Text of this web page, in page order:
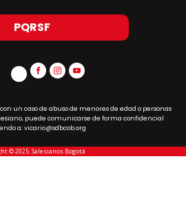
PQRSF
un caso de abuso de menores de edad o personas
puede comunicarse de forma confidencial
a: vicario@sdbcob.org
© 2025. Salesianos Bogotá